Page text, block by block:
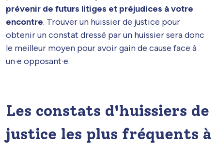
prévenir de futurs litiges et préjudices à votre
encontre. Trouver un huissier de justice pour
obtenir un constat dressé par un huissier sera donc
le meilleur moyen pour avoir gain de cause face à
un·e opposant·e.
Les constats d'huissiers de
justice les plus fréquents à